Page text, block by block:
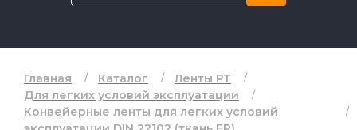
Главная Каталог
Ленты РТ
Для легких условий эксплуатации
Конвейерные ленты для легких условий